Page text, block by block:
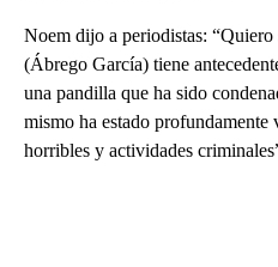
Noem dijo a periodistas:
(Ábrego García) tiene
una pandilla que ha sido
mismo ha estado profundamente
horribles y actividades